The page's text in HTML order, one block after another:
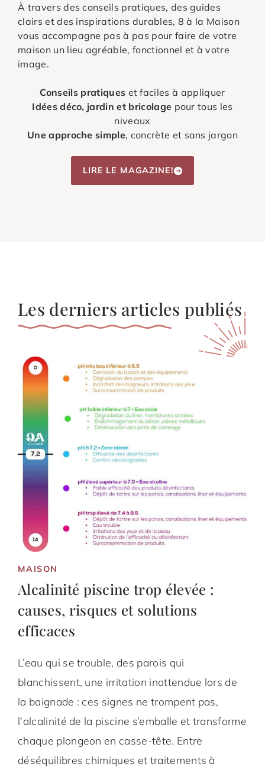
À travers des conseils pratiques, des guides
clairs et des inspirations durables, 8 à la Maison
vous accompagne pas à pas pour faire de votre
maison un lieu agréable, fonctionnel et à votre
image.
Conseils pratiques et faciles à appliquer
Idées déco, jardin et bricolage pour tous les
niveaux
Une approche simple, concrète et sans jargon
LIRE LE MAGAZINE!
Les derniers articles publiés
MAISON
Alcalinité piscine trop élevée :
causes, risques et solutions
efficaces
L’eau qui se trouble, des parois qui
blanchissent, une irritation inattendue lors de
la baignade : ces signes ne trompent pas,
l’alcalinité de la piscine s’emballe et transforme
chaque plongeon en casse-tête. Entre
déséquilibres chimiques et traitements à